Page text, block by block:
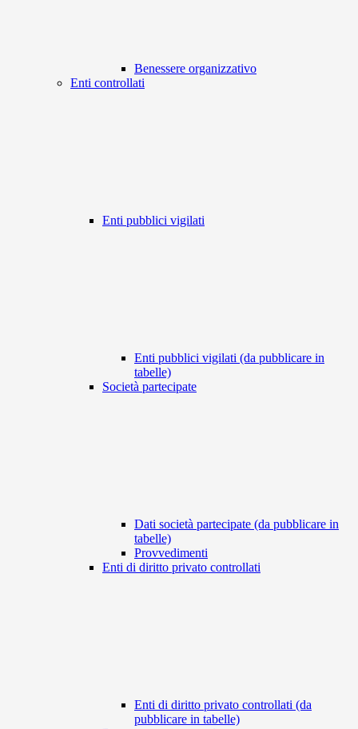
Benessere organizzativo
Enti controllati
Enti pubblici vigilati
Enti pubblici vigilati (da pubblicare in
tabelle)
Società partecipate
Dati società partecipate (da pubblicare in
tabelle)
Provvedimenti
Enti di diritto privato controllati
Enti di diritto privato controllati (da
pubblicare in tabelle)